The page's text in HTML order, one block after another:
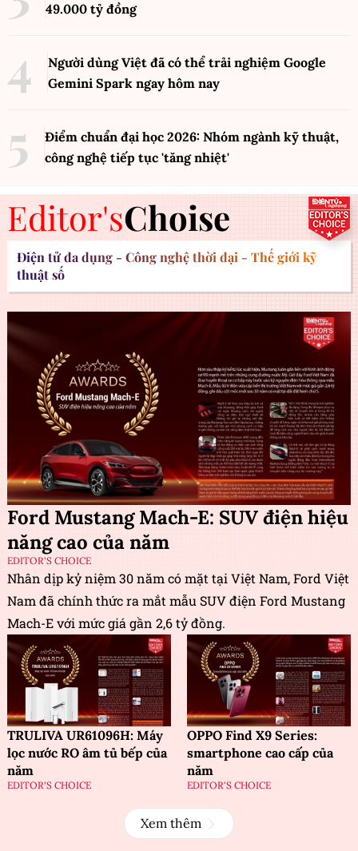
49.000 tỷ đồng
Người dùng Việt đã có thể trải nghiệm Google
Gemini Spark ngay hôm nay
Điểm chuẩn đại học 2026: Nhóm ngành kỹ thuật,
công nghệ tiếp tục 'tăng nhiệt'
Editor'sChoise
Điện tử đa dụng - Công nghệ thời đại - Thế giới kỹ
thuật số
Ford Mustang Mach-E: SUV điện hiệu
năng cao của năm
EDITOR'S CHOICE
Nhân dịp kỷ niệm 30 năm có mặt tại Việt Nam, Ford Việt
Nam đã chính thức ra mắt mẫu SUV điện Ford Mustang
Mach-E với mức giá gần 2,6 tỷ đồng.
TRULIVA UR61096H: Máy
lọc nước RO âm tủ bếp của
năm
EDITOR'S CHOICE
OPPO Find X9 Series:
smartphone cao cấp của
năm
EDITOR'S CHOICE
Xem thêm